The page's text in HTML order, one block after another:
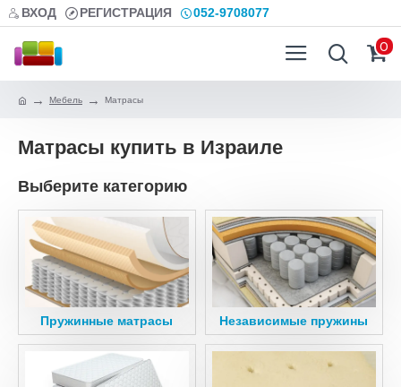
ВХОД РЕГИСТРАЦИЯ 052-9708077
0
Мебель Матрасы
Матрасы купить в Израиле
Выберите категорию
Пружинные матрасы Независимые пружины